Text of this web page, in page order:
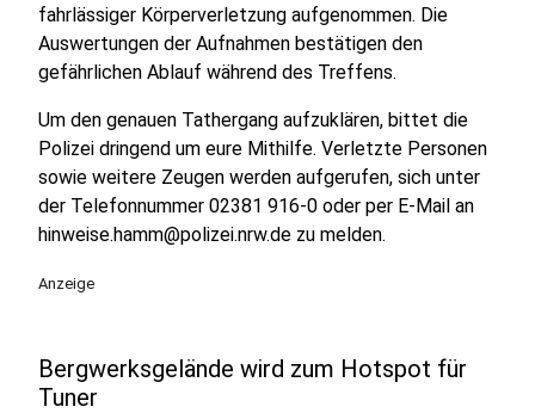
fahrlässiger Körperverletzung aufgenommen. Die
Auswertungen der Aufnahmen bestätigen den
gefährlichen Ablauf während des Treffens.
Um den genauen Tathergang aufzuklären, bittet die
Polizei dringend um eure Mithilfe. Verletzte Personen
sowie weitere Zeugen werden aufgerufen, sich unter
der Telefonnummer 02381 916-0 oder per E-Mail an
hinweise.hamm@polizei.nrw.de zu melden.
Anzeige
Bergwerksgelände wird zum Hotspot für
Tuner